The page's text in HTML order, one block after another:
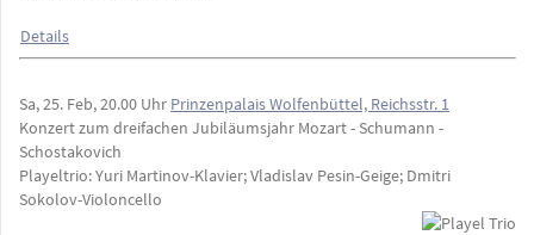
Details
Sa, 25. Feb, 20.00 Uhr Prinzenpalais Wolfenbüttel, Reichsstr. 1
Konzert zum dreifachen Jubiläumsjahr Mozart - Schumann -
Schostakovich
Playeltrio: Yuri Martinov-Klavier; Vladislav Pesin-Geige; Dmitri
Sokolov-Violoncello